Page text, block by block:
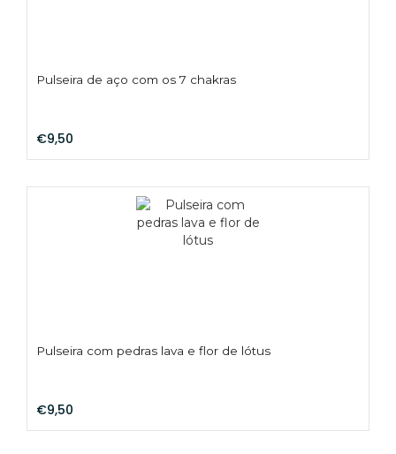
Pulseira de aço com os 7 chakras
€9,50
Pulseira com pedras lava e flor de lótus
€9,50